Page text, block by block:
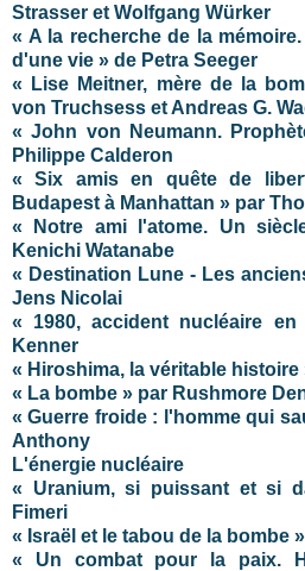
Strasser et Wolfgang Würker
« A la recherche de la
d'une vie » de Petra Seeger
« Lise Meitner, mère de la
von Truchsess et Andreas G.
« John von Neumann.
Philippe Calderon
« Six amis en quête de
Budapest à Manhattan » par
« Notre ami l'atome. Un
Kenichi Watanabe
« Destination Lune - Les
Jens Nicolai
« 1980, accident nucléaire
Kenner
« Hiroshima, la véritable histoire
« La bombe » par Rushmore
« Guerre froide : l'homme qui
Anthony
L'énergie nucléaire
« Uranium, si puissant et si
Fimeri
« Israël et le tabou de la bombe
« Un combat pour la paix.